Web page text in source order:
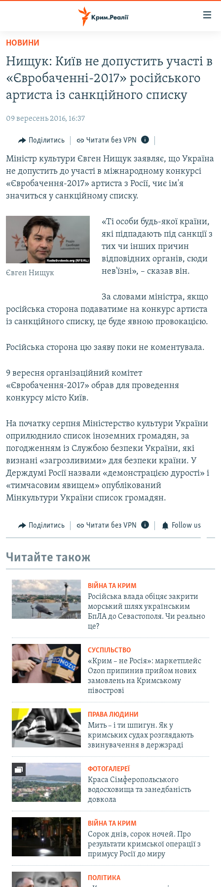
Перейти
основного
матеріалу
Перейти
до
основної
навігації
Перейти
пошуку
ВОДА.КРИМ
ВІДЕО ТА ФОТО
БЛОГИ
ПОГЛЯД
ІНТЕРВ'Ю
ВСЕ ЗА ДЕНЬ
СПЕЦПРОЕКТИ
ВІДЕОУРОКИ «ELIFBE»
СВІДЧЕННЯ ОКУПАЦІЇ
Русский
Qırımtatar
НОВИНИ
Нищук: Київ не допустить участі в
«Євробаченні-2017» російського
артиста із санкційного списку
09 вересень 2016, 16:37
Поділитись Читати без VPN
Міністр культури Євген Нищук заявляє, що Україна
не допустить до участі в міжнародному конкурсі
«Євробачення-2017» артиста з Росії, чиє ім'я
значиться у санкційному списку.
Євген Нищук
«Ті особи будь-якої країни,
які підпадають під санкції з
тих чи інших причин
відповідних органів, сюди
нев'їзні», – сказав він.
За словами міністра, якщо
російська сторона подаватиме на конкурс артиста
із санкційного списку, це буде явною провокацією.
Російська сторона цю заяву поки не коментувала.
9 вересня організаційний комітет
«Євробачення-2017» обрав для проведення
конкурсу місто Київ.
На початку серпня Міністерство культури України
оприлюднило список іноземних громадян, за
погодженням із Службою безпеки України, які
визнані «загрозливими» для безпеки країни. У
Держдумі Росії назвали «демонстрацією дурості» і
«тимчасовим явищем» опублікований
Мінкультури України список громадян.
Поділитись Читати без VPN Follow us
Читайте також
ВІЙНА ТА КРИМ
Російська влада обіцяє закрити
морський шлях українським
БпЛА до Севастополя. Чи реально
це?
СУСПІЛЬСТВО
«Крим – не Росія»: маркетплейс
Ozon припинив прийом нових
замовлень на Кримському
півострові
ПРАВА ЛЮДИНИ
Мить – і ти шпигун. Як у
кримських судах розглядають
звинувачення в держзраді
ФОТОГАЛЕРЕЇ
Краса Сімферопольського
водосховища та занедбаність
довкола
ВІЙНА ТА КРИМ
Сорок днів, сорок ночей. Про
результати кримської операції з
примусу Росії до миру
ПОЛІТИКА